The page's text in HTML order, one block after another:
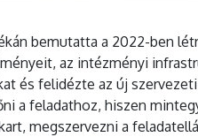
bemutatta a 2022-ben
az intézményi
és felidézte az új
a feladathoz, hiszen
megszervezni a